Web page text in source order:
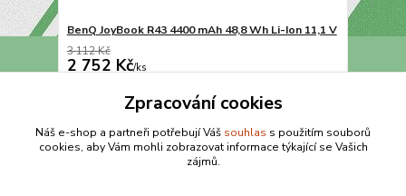
BenQ JoyBook R43 4400 mAh 48,8 Wh Li-Ion 11,1 V
3 112 Kč
2 752 Kč/ks
Přidat do košíku
strana z 1
Zpracování cookies
Náš e-shop a partneři potřebují Váš souhlas s použitím souborů
cookies, aby Vám mohli zobrazovat informace týkající se Vašich
zájmů.